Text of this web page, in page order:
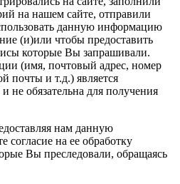
на нашем сайте, отправили
данную информацию
(и)или чтобы предоставить
которые Вы запрашивали.
(имя, почтовый адрес, номер
почты и т.д.) является
не обязательна для получения
нам данную
на ее обработку
Вы преследовали, обращаясь